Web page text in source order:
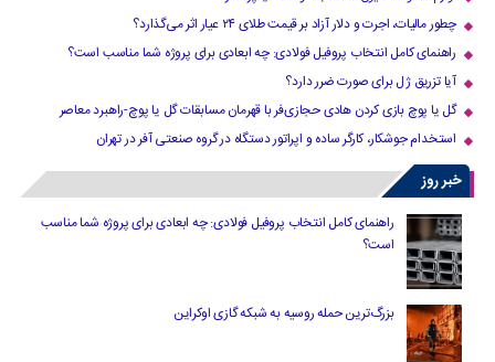
چطور مالیات، اجرت و دلار آزاد بر قیمت طلای ۲۴ عیار اثر می‌گذارد؟
راهنمای کامل انتخاب پروفیل فولادی: چه ابعادی برای پروژه شما مناسب است؟
آیا تزریق ژل برای صورت ضرر دارد​؟
گل یا پوچ بازی کردن هادی حجازی‌فر با قهرمان مسابقات گل یا پوچ-راهبرد معاصر
استخدام جوشکار، کارگر ساده و اپراتور دستگاه در گروه صنعتی آفر در تهران
خبر روز
راهنمای کامل انتخاب پروفیل فولادی: چه ابعادی برای پروژه شما مناسب
است؟
بزرگ‌ترین حمله روسیه به شبکه گازی اوکراین